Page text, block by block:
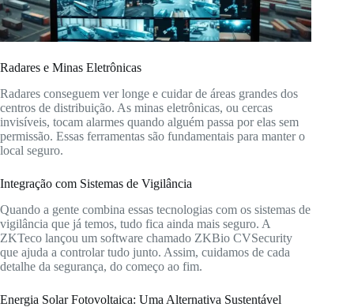
Radares e Minas Eletrônicas
Radares conseguem ver longe e cuidar de áreas grandes dos
centros de distribuição. As minas eletrônicas, ou cercas
invisíveis, tocam alarmes quando alguém passa por elas sem
permissão. Essas ferramentas são fundamentais para manter o
local seguro.
Integração com Sistemas de Vigilância
Quando a gente combina essas tecnologias com os sistemas de
vigilância que já temos, tudo fica ainda mais seguro. A
ZKTeco lançou um software chamado ZKBio CVSecurity
que ajuda a controlar tudo junto. Assim, cuidamos de cada
detalhe da segurança, do começo ao fim.
Energia Solar Fotovoltaica: Uma Alternativa Sustentável